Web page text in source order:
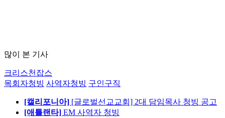
많이 본 기사
크리스천잡스
목회자청빙 사역자청빙 구인구직
[캘리포니아] [글로벌선교교회] 2대 담임목사 청빙 공고
[애틀랜타] EM 사역자 청빙